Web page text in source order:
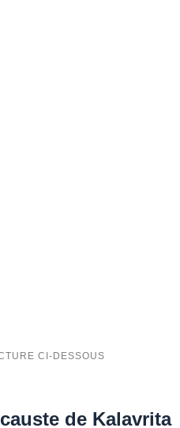
de Kalavrita